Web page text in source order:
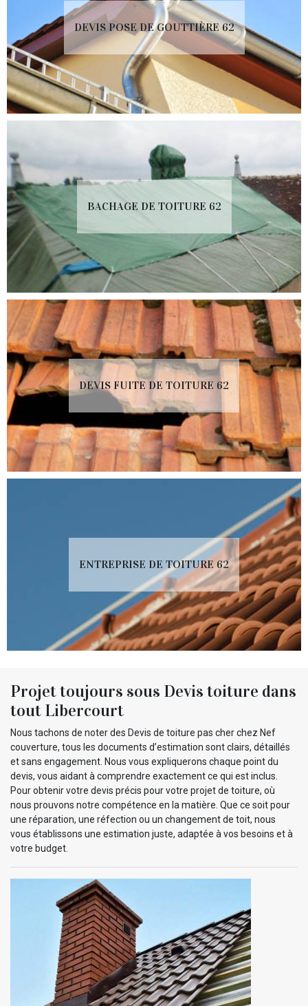
DEVIS POSE DE GOUTTIÈRE 62
BACHAGE DE TOITURE 62
DEVIS FUITE DE TOITURE 62
ENTREPRISE DE TOITURE 62
Projet toujours sous Devis toiture dans
tout Libercourt
Nous tachons de noter des Devis de toiture pas cher chez Nef
couverture, tous les documents d’estimation sont clairs, détaillés
et sans engagement. Nous vous expliquerons chaque point du
devis, vous aidant à comprendre exactement ce qui est inclus.
Pour obtenir votre devis précis pour votre projet de toiture, où
nous prouvons notre compétence en la matière. Que ce soit pour
une réparation, une réfection ou un changement de toit, nous
vous établissons une estimation juste, adaptée à vos besoins et à
votre budget.